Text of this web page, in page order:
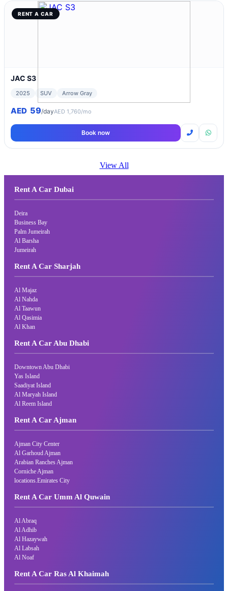
RENT A CAR
JAC S3
2025 SUV Arrow Gray
AED 59/dayAED 1,760/mo
Book now
View All
Rent A Car Dubai
Deira
Business Bay
Palm Jumeirah
Al Barsha
Jumeirah
Rent A Car Sharjah
Al Majaz
Al Nahda
Al Taawun
Al Qasimia
Al Khan
Rent A Car Abu Dhabi
Downtown Abu Dhabi
Yas Island
Saadiyat Island
Al Maryah Island
Al Reem Island
Rent A Car Ajman
Ajman City Center
Al Garhoud Ajman
Arabian Ranches Ajman
Corniche Ajman
locations.Emirates City
Rent A Car Umm Al Quwain
Al Abraq
Al Adhib
Al Hazaywah
Al Labsah
Al Noaf
Rent A Car Ras Al Khaimah